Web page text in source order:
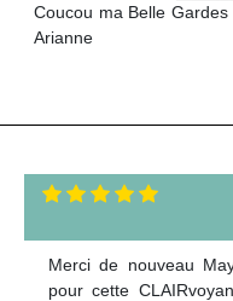
Coucou ma Belle
Arianne
Merci de nouveau
pour cette